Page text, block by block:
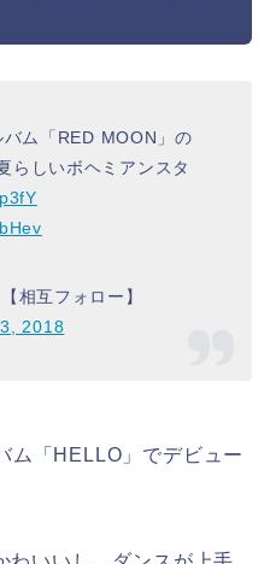
ム「RED MOON」の
らしいボヘミアンスタ
相互フォロー】
2018
ム「HELLO」でデビュー